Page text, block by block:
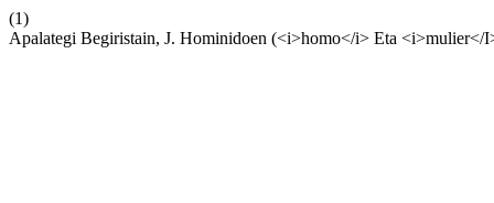
(1)
Apalategi Begiristain, J. Hominidoen (<i>homo</i> Eta